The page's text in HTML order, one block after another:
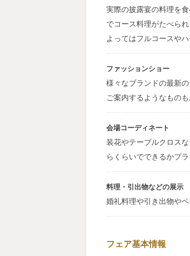
実際の披露宴の料理を
でコース料理がたべら
よってはフルコースや
ファッションショー
様々なブランドの最新
ご案内するようなものも
会場コーディネート
装花やテーブルクロス
らくらいでできるかプ
料理・引出物などの展示
婚礼料理や引き出物や
フェア基本情報